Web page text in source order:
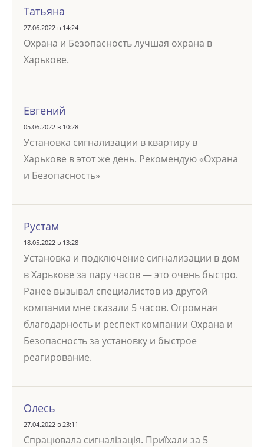
Татьяна
27.06.2022 в 14:24
Охрана и Безопасность лучшая охрана в
Харькове.
Евгений
05.06.2022 в 10:28
Установка сигнализации в квартиру в
Харькове в этот же день. Рекомендую «Охрана
и Безопасность»
Рустам
18.05.2022 в 13:28
Установка и подключение сигнализации в дом
в Харькове за пару часов — это очень быстро.
Ранее вызывал специалистов из другой
компании мне сказали 5 часов. Огромная
благодарность и респект компании Охрана и
Безопасность за установку и быстрое
реагирование.
Олесь
27.04.2022 в 23:11
Спрацювала сигналізація. Приїхали за 5